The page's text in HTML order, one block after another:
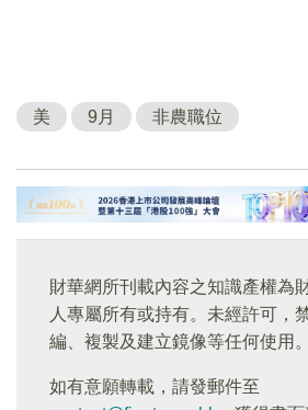
美 9月 非農職位
財華網所刊載內容之知識產權為
人專屬所有或持有。未經許可，
編、複製及建立鏡像等任何使用。
如有意願轉載，請發郵件至